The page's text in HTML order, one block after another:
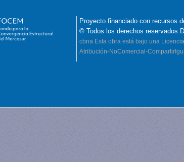
Proyecto financiado con recursos
© Todos los derechos reservados
cbna Esta obra está bajo una
Atribución-NoComercial-